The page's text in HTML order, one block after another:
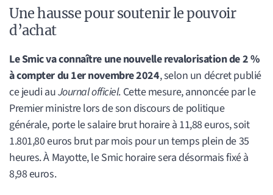
Une hausse pour soutenir le pouvoir
d’achat
Le Smic va connaître une nouvelle revalorisation de 2 %
à compter du 1er novembre 2024, selon un décret publié
ce jeudi auJournal officiel. Cette mesure, annoncée par le
Premier ministre lors de son discours de politique
générale, porte le salaire brut horaire à 11,88 euros, soit
1.801,80 euros brut par mois pour un temps plein de 35
heures. À Mayotte, le Smic horaire sera désormais fixé à
8,98 euros.